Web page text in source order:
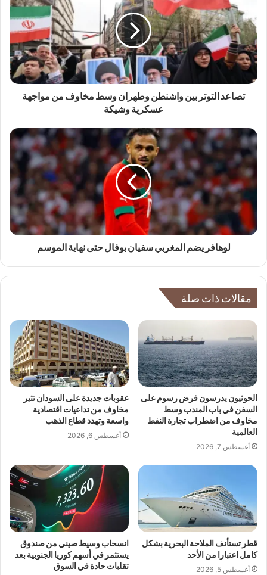
تصاعد التوتر بين واشنطن وطهران وسط مخاوف من مواجهة
عسكرية وشيكة
لوهافر يضم المغربي سفيان بوفال حتى نهاية الموسم
مقالات ذات صلة
الحوثيون يدرسون فرض رسوم على
السفن في باب المندب وسط
مخاوف من اضطراب تجارة النفط
العالمية
أغسطس 7, 2026
عقوبات جديدة على السودان تثير
مخاوف من تداعيات اقتصادية
واسعة وتهدد قطاع الذهب
أغسطس 6, 2026
قطر تستأنف الملاحة البحرية بشكل
كامل اعتبارا من الأحد
أغسطس 5, 2026
انسحاب وسيط صيني من صندوق
يستثمر في أسهم كوريا الجنوبية بعد
تقلبات حادة في السوق